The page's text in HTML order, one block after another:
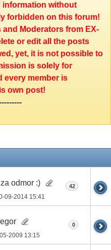
information without
forbidden on this forum!
Moderators from EX-
or edit all the posts
yet, it is not possible to
is solely for
every member is
own post!
odmor :)
09-2014 15:41
42
2009 13:15
0